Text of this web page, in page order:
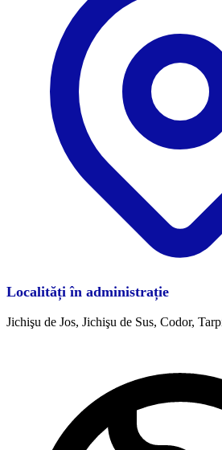
Localități în administrație
Jichişu de Jos, Jichişu de Sus, Codor,